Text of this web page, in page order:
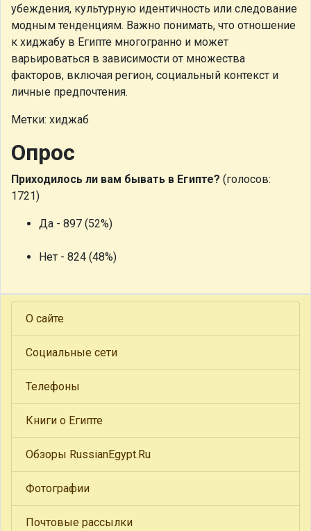
убеждения, культурную идентичность или следование
модным тенденциям. Важно понимать, что отношение
к хиджабу в Египте многогранно и может
варьироваться в зависимости от множества
факторов, включая регион, социальный контекст и
личные предпочтения.
Метки: хиджаб
Опрос
Приходилось ли вам бывать в Египте? (голосов:
1721)
Да - 897 (52%)
Нет - 824 (48%)
О сайте
Социальные сети
Телефоны
Книги о Египте
Обзоры RussianEgypt.Ru
Фотографии
Почтовые рассылки